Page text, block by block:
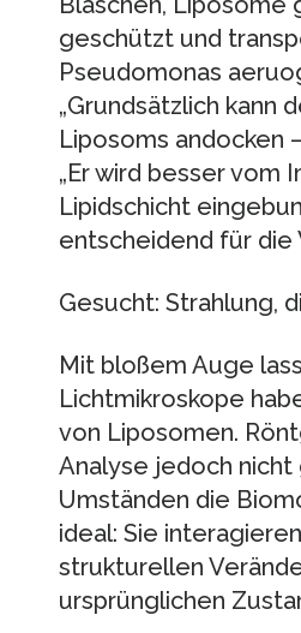
geschützt und
Pseudomonas
„Grundsätzlich kann
Liposoms andocken
„Er wird besser vom
Lipidschicht
entscheidend für die
Gesucht: Strahlung,
Mit bloßem Auge
Lichtmikroskope
von Liposomen.
Analyse jedoch
Umständen die
ideal: Sie
strukturellen
ursprünglichen